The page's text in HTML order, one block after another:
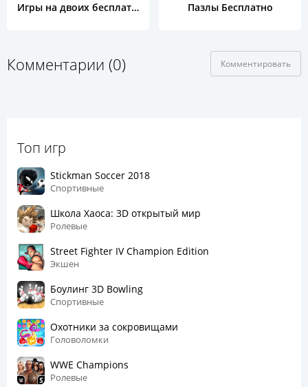
Игры на двоих бесплатно Пазлы Бесплатно
Комментарии (0) Комментировать
Топ игр
Stickman Soccer 2018
Спортивные
Школа Хаоса: 3D открытый мир
Ролевые
Street Fighter IV Champion Edition
Экшен
Боулинг 3D Bowling
Спортивные
Охотники за сокровищами
Головоломки
WWE Champions
Ролевые